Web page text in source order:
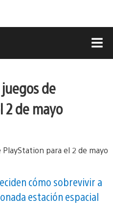
de
2 de mayo
cómo sobrevivir a
estación espacial